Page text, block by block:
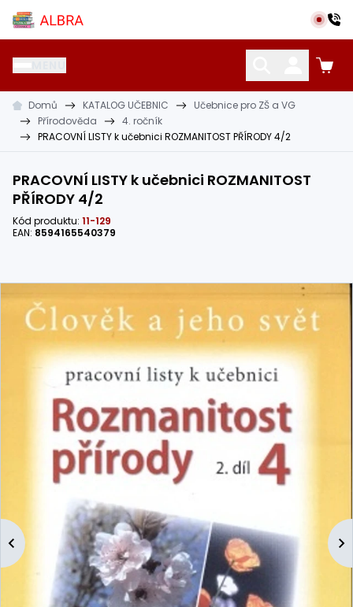
Přeskočit na hlavní obsah
Albra s.r.o.
KATALOG UČEBNIC CIZÍ JAZYKY OSTATNÍ POMŮCKY
Domů KATALOG UČEBNIC
Učebnice pro ZŠ a VG
Přírodověda
4. ročník
PRACOVNÍ LISTY k učebnici ROZMANITOST PŘÍRODY 4/2
PRACOVNÍ LISTY k učebnici ROZMANITOST
PŘÍRODY 4/2
Kód produktu: 11-129
EAN: 8594165540379